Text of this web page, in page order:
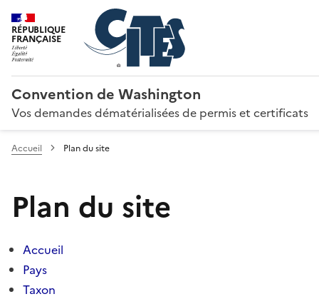
RÉPUBLIQUE
FRANÇAISE
Convention de Washington
Vos demandes dématérialisées de permis et certificats
Accueil Plan du site
Plan du site
Accueil
Pays
Taxon